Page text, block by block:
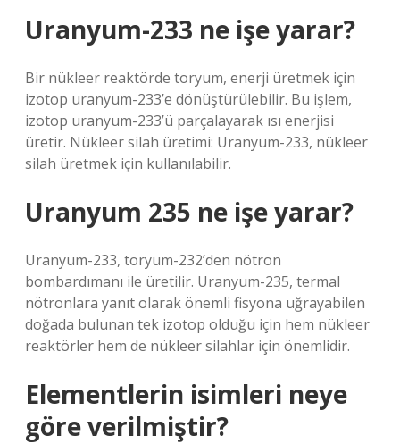
Uranyum-233 ne işe yarar?
Bir nükleer reaktörde toryum, enerji üretmek için
izotop uranyum-233’e dönüştürülebilir. Bu işlem,
izotop uranyum-233’ü parçalayarak ısı enerjisi
üretir. Nükleer silah üretimi: Uranyum-233, nükleer
silah üretmek için kullanılabilir.
Uranyum 235 ne işe yarar?
Uranyum-233, toryum-232’den nötron
bombardımanı ile üretilir. Uranyum-235, termal
nötronlara yanıt olarak önemli fisyona uğrayabilen
doğada bulunan tek izotop olduğu için hem nükleer
reaktörler hem de nükleer silahlar için önemlidir.
Elementlerin isimleri neye
göre verilmiştir?